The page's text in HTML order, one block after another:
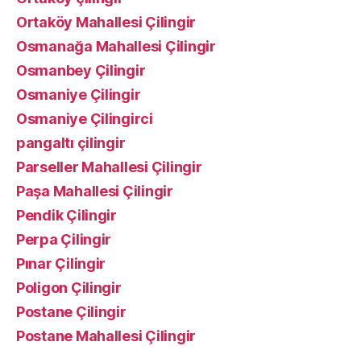
Ortaköy Mahallesi Çilingir
Osmanağa Mahallesi Çilingir
Osmanbey Çilingir
Osmaniye Çilingir
Osmaniye Çilingirci
pangaltı çilingir
Parseller Mahallesi Çilingir
Paşa Mahallesi Çilingir
Pendik Çilingir
Perpa Çilingir
Pınar Çilingir
Poligon Çilingir
Postane Çilingir
Postane Mahallesi Çilingir